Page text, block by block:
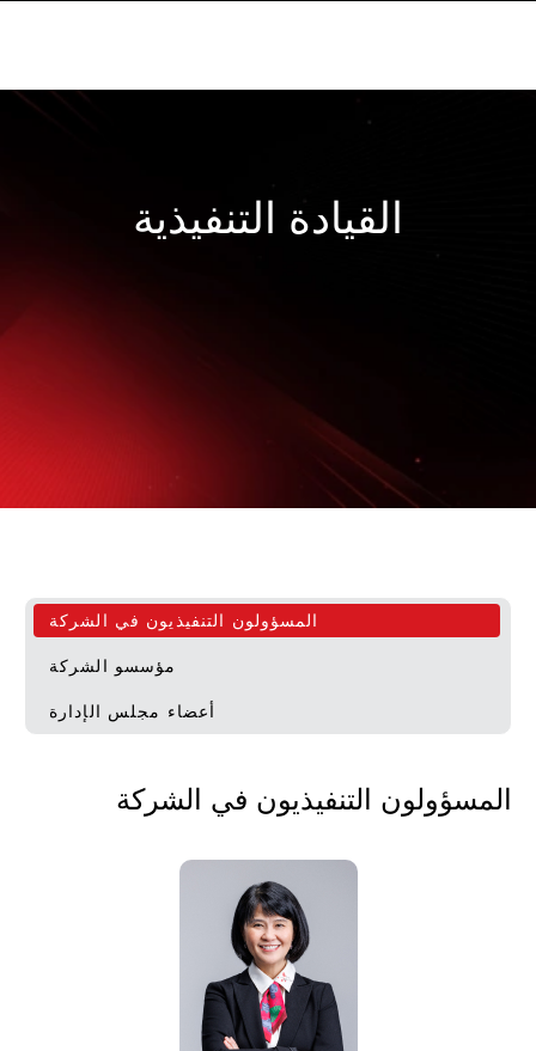
القيادة التنفيذية
المسؤولون التنفيذيون في الشركة
مؤسسو الشركة
أعضاء مجلس الإدارة
المسؤولون التنفيذيون في الشركة